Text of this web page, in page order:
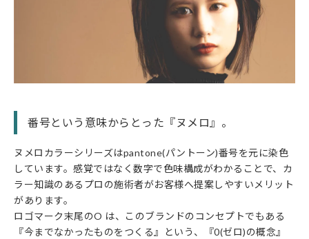
番号という意味からとった『ヌメロ』。
ヌメロカラーシリーズはpantone(パントーン)番号を元に染色
しています。感覚ではなく数字で色味構成がわかることで、カ
ラー知識のあるプロの施術者がお客様へ提案しやすいメリット
があります。
ロゴマーク末尾のO は、このブランドのコンセプトでもある
『今までなかったものをつくる』という、『0(ゼロ)の概念』